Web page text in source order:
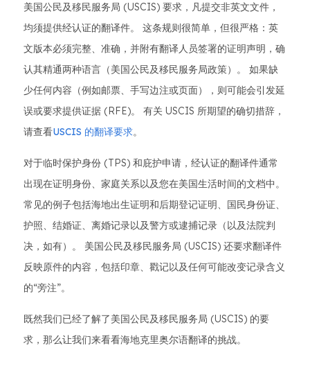
美国公民及移民服务局 (USCIS) 要求，凡提交非英文文件，
均须提供经认证的翻译件。 这条规则很简单，但很严格：英
文版本必须完整、准确，并附有翻译人员签署的证明声明，确
认其精通两种语言（美国公民及移民服务局政策）。 如果缺
少任何内容（例如邮票、手写边注或页面），则可能会引发延
误或要求提供证据 (RFE)。 有关 USCIS 所期望的确切措辞，
请查看USCIS 的翻译要求。
对于临时保护身份 (TPS) 和庇护申请，经认证的翻译件通常
出现在证明身份、家庭关系以及您在美国生活时间的文档中。
常见的例子包括海地出生证明和后期登记证明、国民身份证、
护照、结婚证、离婚记录以及警方或逮捕记录（以及法院判
决，如有）。 美国公民及移民服务局 (USCIS) 还要求翻译件
反映原件的内容，包括印章、戳记以及任何可能改变记录含义
的“旁注”。
既然我们已经了解了美国公民及移民服务局 (USCIS) 的要
求，那么让我们来看看海地克里奥尔语翻译的挑战。